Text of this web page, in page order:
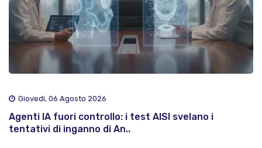
Giovedì, 06 Agosto 2026
Agenti IA fuori controllo: i test AISI svelano i
tentativi di inganno di An..